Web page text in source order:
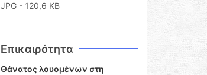
JPG - 120,6 KB
Επικαιρότητα
Θάνατος λουομένων στη